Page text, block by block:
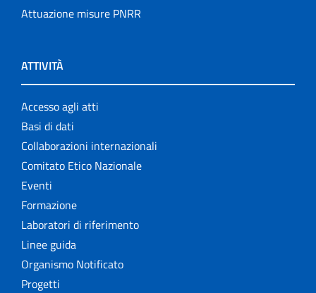
Attuazione misure PNRR
ATTIVITÀ
Accesso agli atti
Basi di dati
Collaborazioni internazionali
Comitato Etico Nazionale
Eventi
Formazione
Laboratori di riferimento
Linee guida
Organismo Notificato
Progetti